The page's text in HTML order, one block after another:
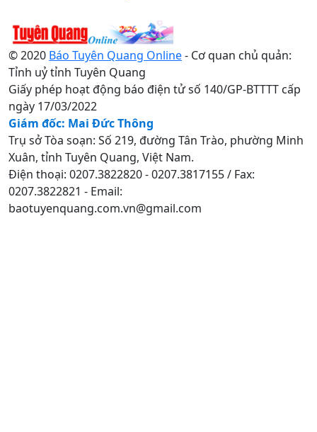
© 2020 Báo Tuyên Quang Online- Cơ quan chủ quản:
Tỉnh uỷ tỉnh Tuyên Quang
Giấy phép hoạt động báo điện tử số 140/GP-BTTTT cấp
ngày 17/03/2022
Giám đốc: Mai Đức Thông
Trụ sở Tòa soạn: Số 219, đường Tân Trào, phường Minh
Xuân, tỉnh Tuyên Quang, Việt Nam.
Điện thoại: 0207.3822820 - 0207.3817155 / Fax:
0207.3822821 - Email:
baotuyenquang.com.vn@gmail.com